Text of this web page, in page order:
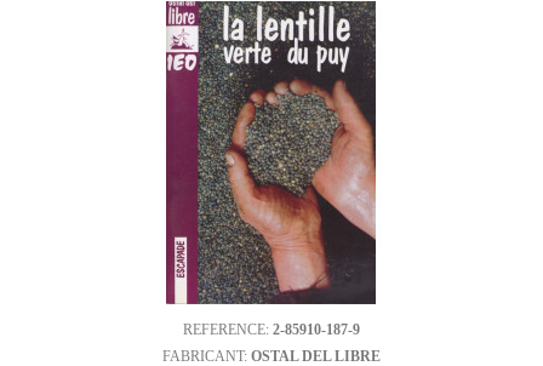
REFERENCE: 2-85910-187-9
FABRICANT: OSTAL DEL LIBRE